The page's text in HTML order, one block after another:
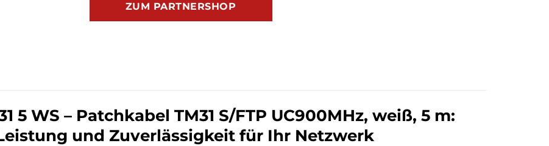
ZUM PARTNERSHOP
5 WS – Patchkabel TM31 S/FTP UC900MHz, weiß, 5 m:
und Zuverlässigkeit für Ihr Netzwerk